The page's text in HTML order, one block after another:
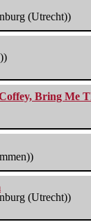
(Utrecht))
Bring Me
(Utrecht))